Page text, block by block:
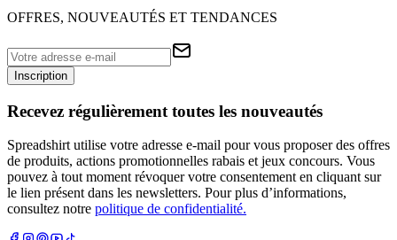
OFFRES, NOUVEAUTÉS ET TENDANCES
Inscription
Recevez régulièrement toutes les nouveautés
Spreadshirt utilise votre adresse e-mail pour vous proposer des offres
de produits, actions promotionnelles rabais et jeux concours. Vous
pouvez à tout moment révoquer votre consentement en cliquant sur
le lien présent dans les newsletters. Pour plus d’informations,
consultez notre politique de confidentialité.